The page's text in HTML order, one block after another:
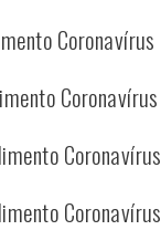
Coronavírus
Coronavírus
Coronavírus
Coronavírus